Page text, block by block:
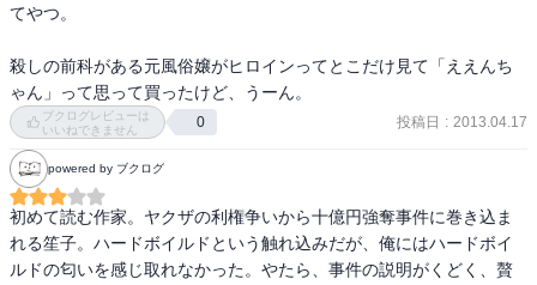
てやつ。
殺しの前科がある元風俗嬢がヒロインってとこだけ見て「ええんち
ゃん」って思って買ったけど、うーん。
ブクログレビューは
いいねできません
0 投稿日 : 2013.04.17
powered by ブクログ
初めて読む作家。ヤクザの利権争いから十億円強奪事件に巻き込ま
れる笙子。ハードボイルドという触れ込みだが、俺にはハードボイ
ルドの匂いを感じ取れなかった。やたら、事件の説明がくどく、贅